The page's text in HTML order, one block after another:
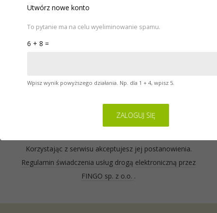
cookies. Zasady ich używania oraz informacje o
sposobie wyrażania i cofania zgody na używanie
Korzystając z serwisu akceptujesz jej postanowienia.
Regulamin świadczenia usług drogą elektroniczną przez
FINGO sp. z o.o. .
Utwórz nowe konto
To pytanie ma na celu wyeliminowanie spamu.
6 + 8 =
Wpisz wynik powyższego działania. Np. dla 1 + 4, wpisz 5.